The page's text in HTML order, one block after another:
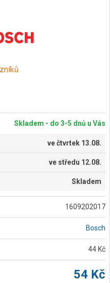
Skladem - do 3-5 dnů u Vás
večtvrtek 13.08.
ve středu 12.08.
Skladem
1609202017
Bosch
44 Kč
54 Kč